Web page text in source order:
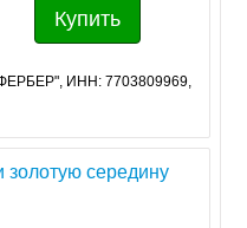
Купить
ИНН: 7703809969,
золотую середину